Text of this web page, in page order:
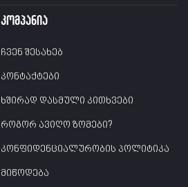
კომპანია
ჩვენ შესახებ
კონტაქტები
ხშირად დასმული კითხვები
როგორ ავიღო ზომები?
კონფიდენციალურობის პოლიტიკა
მიწოდება